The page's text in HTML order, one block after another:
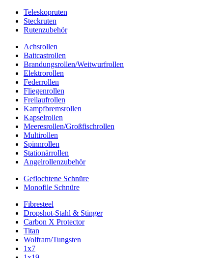
Teleskopruten
Steckruten
Rutenzubehör
Achsrollen
Baitcastrollen
Brandungsrollen/Weitwurfrollen
Elektrorollen
Federrollen
Fliegenrollen
Freilaufrollen
Kampfbremsrollen
Kapselrollen
Meeresrollen/Großfischrollen
Multirollen
Spinnrollen
Stationärrollen
Angelrollenzubehör
Geflochtene Schnüre
Monofile Schnüre
Fibresteel
Dropshot-Stahl & Stinger
Carbon X Protector
Titan
Wolfram/Tungsten
1x7